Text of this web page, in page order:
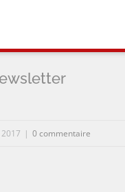
| 0 commentaire